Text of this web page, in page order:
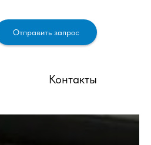
Отправить запрос
Контакты